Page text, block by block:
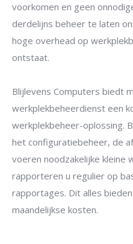
voorkomen en geen
derdelijns beheer te laten
hoge overhead op
ontstaat.
Blijlevens Computers biedt
werkplekbeheerdienst een
werkplekbeheer-oplossing.
het configuratiebeheer, de
voeren noodzakelijke kleine
rapporteren u regulier op
rapportages. Dit alles
maandelijkse kosten.